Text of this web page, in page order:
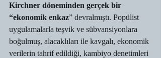
Kirchner döneminden gerçek bir
“ekonomik enkaz” devralmıştı. Popülist
uygulamalarla teşvik ve sübvansiyonlara
boğulmuş, alacaklıları ile kavgalı, ekonomik
verilerin tahrif edildiği, kambiyo denetimleri